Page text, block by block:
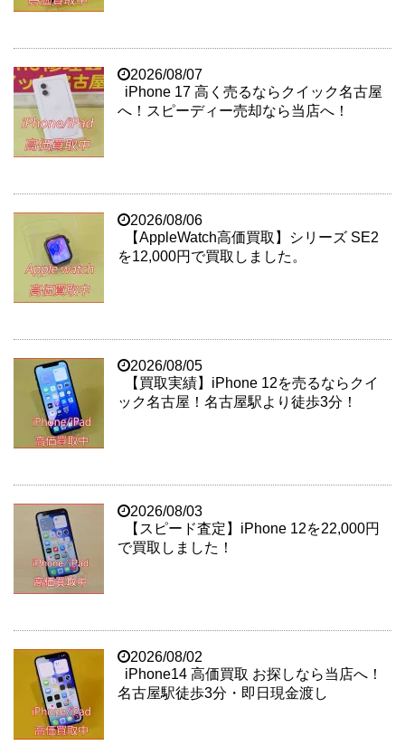
2026/08/07
iPhone 17 高く売るならクイック名古屋
へ！スピーディー売却なら当店へ！
2026/08/06
【AppleWatch高価買取】シリーズ SE2
を12,000円で買取しました。
2026/08/05
【買取実績】iPhone 12を売るならクイ
ック名古屋！名古屋駅より徒歩3分！
2026/08/03
【スピード査定】iPhone 12を22,000円
で買取しました！
2026/08/02
iPhone14 高価買取 お探しなら当店へ！
名古屋駅徒歩3分・即日現金渡し